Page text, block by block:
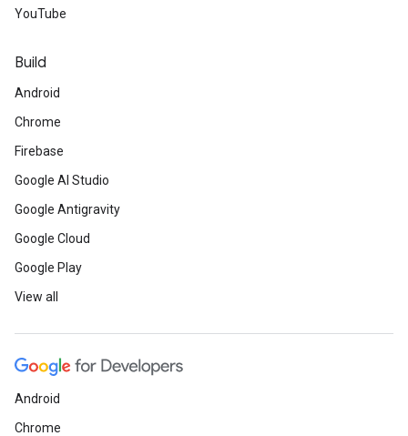
YouTube
Build
Android
Chrome
Firebase
Google AI Studio
Google Antigravity
Google Cloud
Google Play
View all
Android
Chrome